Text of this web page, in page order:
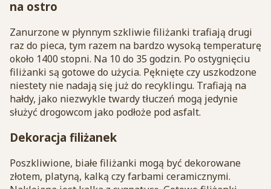
na ostro
Zanurzone w płynnym szkliwie filiżanki trafiają drugi
raz do pieca, tym razem na bardzo wysoką temperaturę
około 1400 stopni. Na 10 do 35 godzin. Po ostygnięciu
filiżanki są gotowe do użycia. Pęknięte czy uszkodzone
niestety nie nadają się już do recyklingu. Trafiają na
hałdy, jako niezwykle twardy tłuczeń mogą jedynie
służyć drogowcom jako podłoże pod asfalt.
Dekoracja filiżanek
Poszkliwione, białe filiżanki mogą być dekorowane
złotem, platyną, kalką czy farbami ceramicznymi.